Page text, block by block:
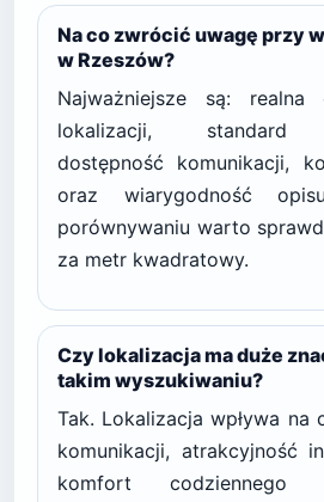
Na co zwrócić uwagę przy
w Rzeszów?
Najważniejsze są: realna
lokalizacji, standard
dostępność komunikacji,
oraz wiarygodność
porównywaniu warto
za metr kwadratowy.
Czy lokalizacja ma duże
takim wyszukiwaniu?
Tak. Lokalizacja wpływa na
komunikacji, atrakcyjność
komfort codziennego